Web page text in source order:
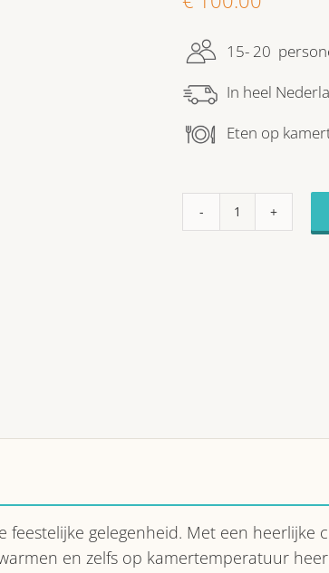
15- 20
In heel
Eten op
HALAL
gelegenheid. Met een heerlijke
en zelfs op kamertemperatuur